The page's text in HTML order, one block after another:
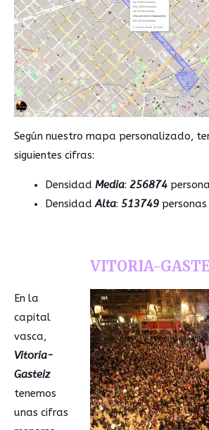
Según nuestro mapa personalizado,
siguientes cifras:
Densidad Media: 256874
DensidadAlta: 513749personas
VITORIA-
En la
capital
vasca,
Vitoria-
Gasteiz
tenemos
unas cifras